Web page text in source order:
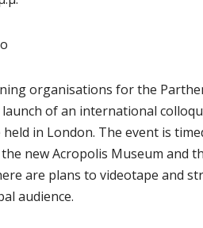
organisations for the
of an international
held in London. The event is
new Acropolis Museum and
are plans to videotape and
audience.